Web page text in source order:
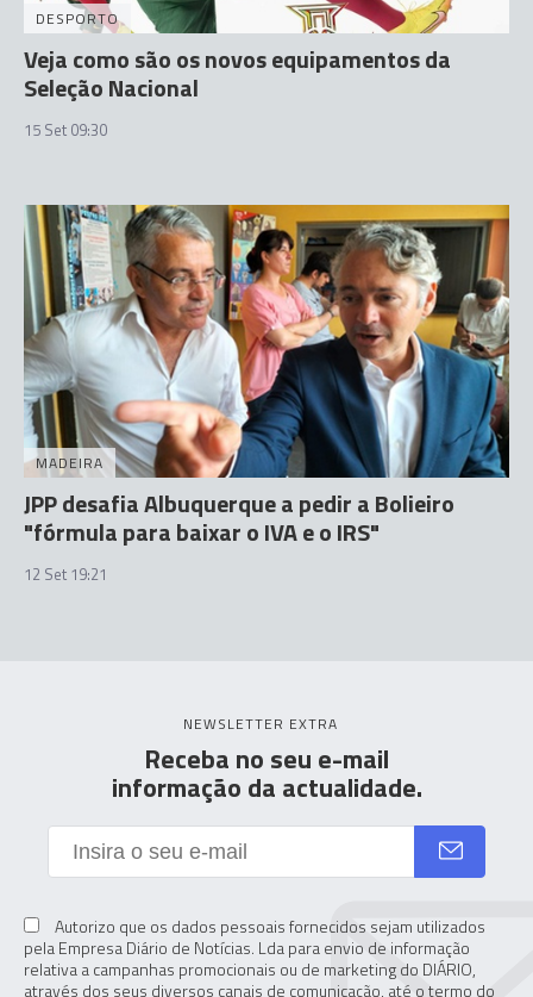
DESPORTO
Veja como são os novos equipamentos da
Seleção Nacional
15 Set 09:30
MADEIRA
JPP desafia Albuquerque a pedir a Bolieiro
"fórmula para baixar o IVA e o IRS"
12 Set 19:21
NEWSLETTER EXTRA
Receba no seu e-mail
informação da actualidade.
Autorizo que os dados pessoais fornecidos sejam utilizados
pela Empresa Diário de Notícias. Lda para envio de informação
relativa a campanhas promocionais ou de marketing do DIÁRIO,
através dos seus diversos canais de comunicação, até o termo do